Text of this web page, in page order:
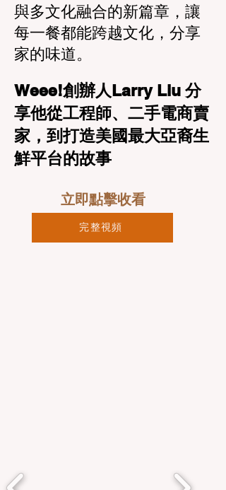
與多文化融合的新篇章，讓
每一餐都能跨越文化，分享
家的味道。
​Weee!創辦人Larry Liu 分
享他從工程師、二手電商賣
家，到打造美國最大亞裔生
鮮平台的故事
立即點擊收看
完整視頻